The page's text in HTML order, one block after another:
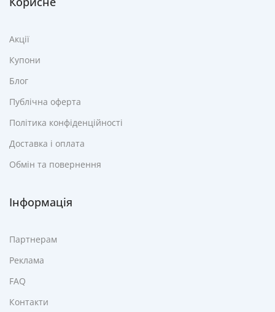
Акції
Купони
Блог
Публічна оферта
Політика конфіденційності
Доставка і оплата
Обмін та повернення
Інформація
Партнерам
Реклама
FAQ
Контакти